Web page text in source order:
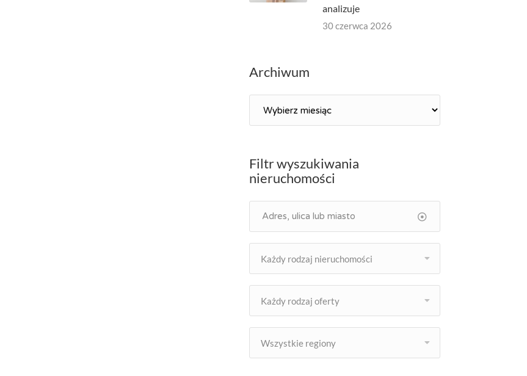
analizuje
30 czerwca 2026
Archiwum
Filtr wyszukiwania
nieruchomości
Każdy rodzaj nieruchomości
Każdy rodzaj oferty
Wszystkie regiony